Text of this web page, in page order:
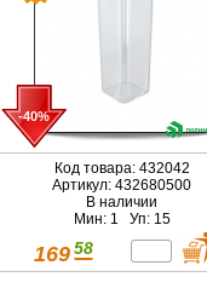
-40%
Код товара: 432042
Артикул: 432680500
В наличии
Мин: 1 Уп: 15
169 58